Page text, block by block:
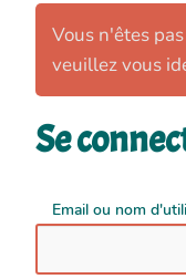
Vous n'êtes
veuillez vous
Se
Email ou nom